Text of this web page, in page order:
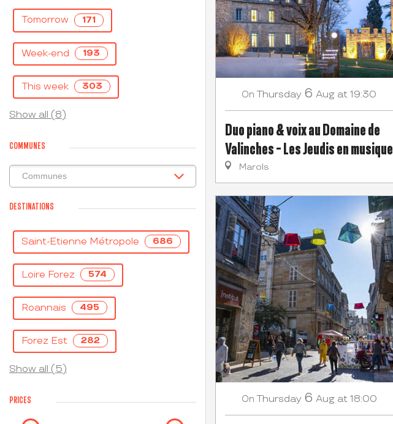
Tomorrow 171
Week-end 193
This week 303
Show all (8)
COMMUNES
DESTINATIONS
Saint-Etienne Métropole 686
Loire Forez 574
Roannais 495
Forez Est 282
Show all (5)
PRICES
On Thursday 6 Aug at 19:30
Duo piano & voix au Domaine de
Valinches - Les Jeudis en musique
Marols
On Thursday 6 Aug at 18:00